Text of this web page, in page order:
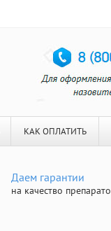
КАК ОПЛАТИТЬ
Даем гарантии
на качество